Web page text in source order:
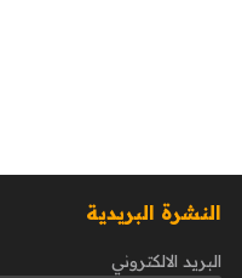
النشرة البريدية
البريد الالكتروني